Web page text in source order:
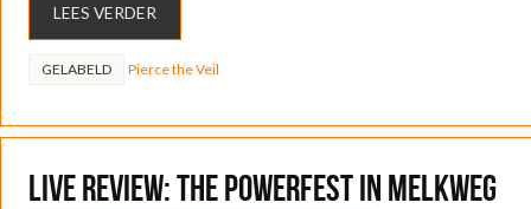
LEES VERDER
GELABELD Pierce the Veil
LIVE REVIEW: The Powerfest in Melkweg